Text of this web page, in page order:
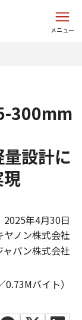
メニュー
300mm
設計に
2025年4月30日
ヤノン株式会社
パン株式会社
バイト）